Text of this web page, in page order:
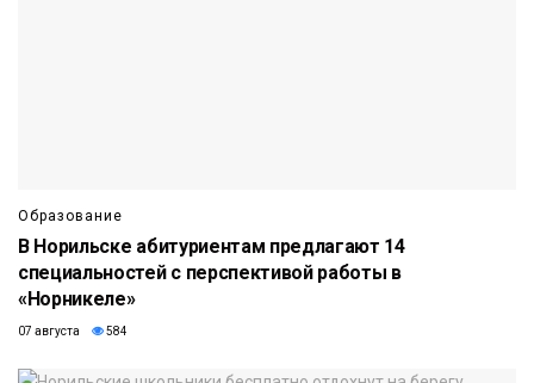
Образование
В Норильске абитуриентам предлагают 14
специальностей с перспективой работы в
«Норникеле»
07 августа 584